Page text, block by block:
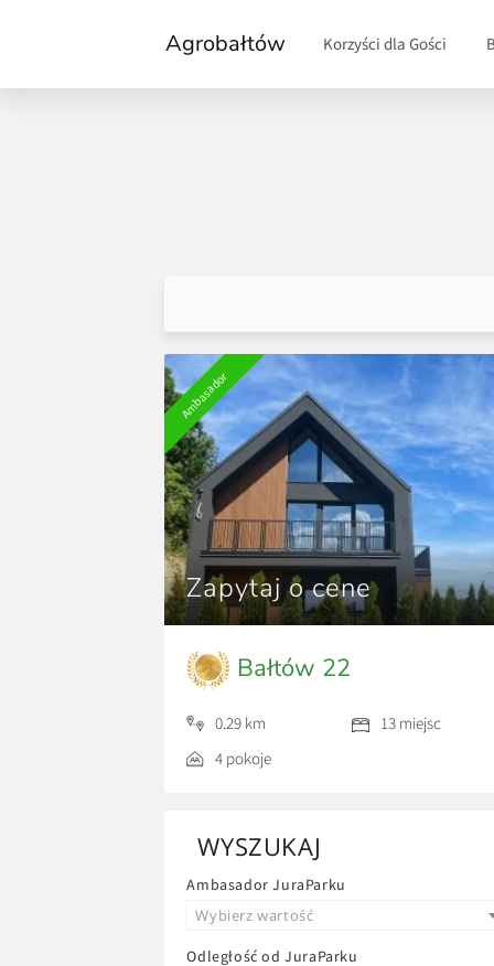
Agrobałtów Korzyści dla Gości
Ambasador
Zapytaj o cene
Bałtów 22
0.29 km
13 miejsc
4 pokoje
WYSZUKAJ
Ambasador JuraParku
Wybierz wartość
Odległość od JuraParku